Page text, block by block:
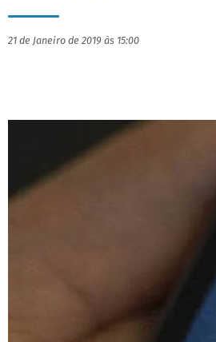
21 de Janeiro de 2019 às 15:00